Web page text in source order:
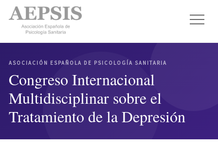
ASOCIACIÓN ESPAÑOLA DE PSICOLOGÍA SANITARIA
Congreso Internacional
Multidisciplinar sobre el
Tratamiento de la Depresión